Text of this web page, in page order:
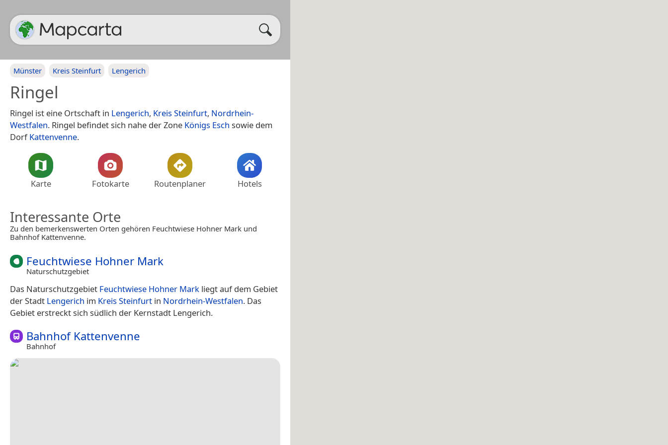
Münster Kreis Steinfurt Lengerich
Ringel
Ringel ist eine Ortschaft in Lengerich, Kreis Steinfurt, Nordrhein-
Westfalen. Ringel befindet sich nahe der Zone Königs Esch sowie dem
DorfKattenvenne.
Karte Fotokarte Routenplaner Hotels
Interessante Orte
Zu den bemerkenswerten Orten gehören Feuchtwiese Hohner Mark und
Bahnhof Kattenvenne.
Feuchtwiese Hohner Mark
Naturschutzgebiet
Das Naturschutzgebiet Feuchtwiese Hohner Mark liegt auf dem Gebiet
der Stadt Lengerich im Kreis Steinfurt in Nordrhein-Westfalen. Das
Gebiet erstreckt sich südlich der Kernstadt Lengerich.
Bahnhof Kattenvenne
Bahnhof